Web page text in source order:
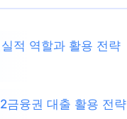
적 역할과 활용 전략
금융권 대출 활용 전략